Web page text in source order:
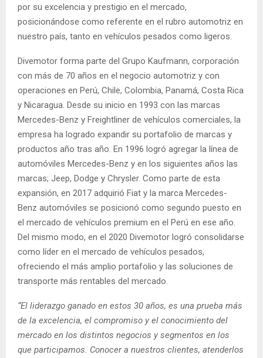
por su excelencia y prestigio en el mercado,
posicionándose como referente en el rubro automotriz en
nuestro país, tanto en vehículos pesados como ligeros.
Divemotor forma parte del Grupo Kaufmann, corporación
con más de 70 años en el negocio automotriz y con
operaciones en Perú, Chile, Colombia, Panamá, Costa Rica
y Nicaragua. Desde su inicio en 1993 con las marcas
Mercedes-Benz y Freightliner de vehículos comerciales, la
empresa ha logrado expandir su portafolio de marcas y
productos año tras año. En 1996 logró agregar la línea de
automóviles Mercedes-Benz y en los siguientes años las
marcas; Jeep, Dodge y Chrysler. Como parte de esta
expansión, en 2017 adquirió Fiat y la marca Mercedes-
Benz automóviles se posicionó como segundo puesto en
el mercado de vehículos premium en el Perú en ese año.
Del mismo modo, en el 2020 Divemotor logró consolidarse
como líder en el mercado de vehículos pesados,
ofreciendo el más amplio portafolio y las soluciones de
transporte más rentables del mercado.
“El liderazgo ganado en estos 30 años, es una prueba más
de la excelencia, el compromiso y el conocimiento del
mercado en los distintos negocios y segmentos en los
que participamos. Conocer a nuestros clientes, atenderlos